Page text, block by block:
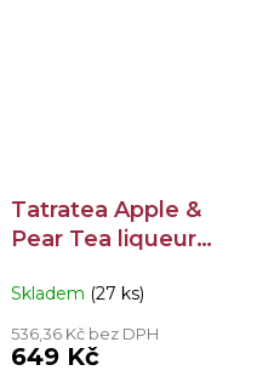
Tatratea Apple &
Pear Tea liqueur
Skladem (27 ks)
536,36 Kč bez DPH
649 Kč